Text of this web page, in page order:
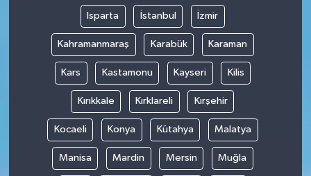
Isparta İstanbul İzmir
Kahramanmaraş Karabük Karaman
Kars Kastamonu Kayseri Kilis
Kırıkkale Kırklareli Kırşehir
Kocaeli Konya Kütahya Malatya
Manisa Mardin Mersin Muğla